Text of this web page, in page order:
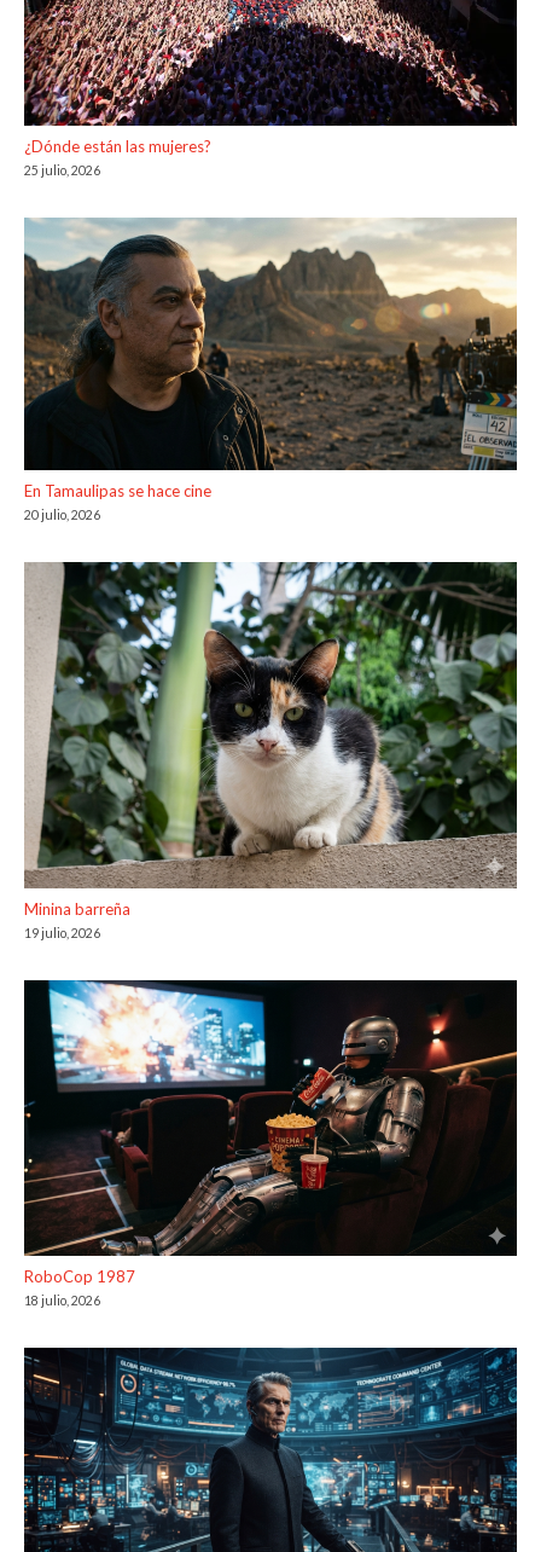
¿Dónde están las mujeres?
25 julio, 2026
En Tamaulipas se hace cine
20 julio, 2026
Minina barreña
19 julio, 2026
RoboCop 1987
18 julio, 2026